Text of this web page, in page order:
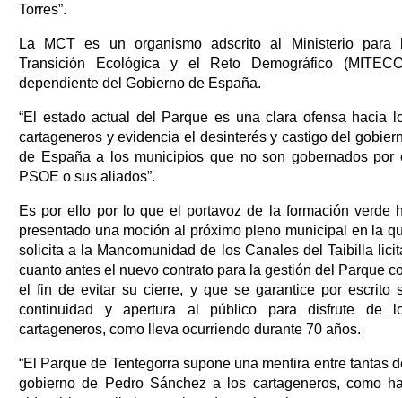
Torres”.
La MCT es un organismo adscrito al Ministerio para
Transición Ecológica y el Reto Demográfico
dependiente del Gobierno de España.
“El estado actual del Parque es una clara ofensa hacia
cartageneros y evidencia el desinterés y castigo del
de España a los municipios que no son gobernados por
PSOE o sus aliados”.
Es por ello por lo que el portavoz de la formación verde
presentado una moción al próximo pleno municipal en la
solicita a la Mancomunidad de los Canales del Taibilla
cuanto antes el nuevo contrato para la gestión del Parque
el fin de evitar su cierre, y que se garantice por escrito
continuidad y apertura al público para disfrute de
cartageneros, como lleva ocurriendo durante 70 años.
“El Parque de Tentegorra supone una mentira entre tantas
gobierno de Pedro Sánchez a los cartageneros, como